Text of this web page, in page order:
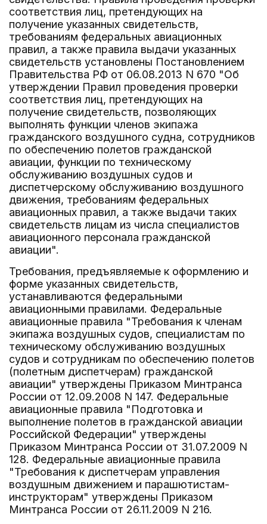
соответствия лиц, претендующих на
получение указанных свидетельств,
требованиям федеральных авиационных
правил, а также правила выдачи указанных
свидетельств установлены Постановлением
Правительства РФ от 06.08.2013 N 670 "Об
утверждении Правил проведения проверки
соответствия лиц, претендующих на
получение свидетельств, позволяющих
выполнять функции членов экипажа
гражданского воздушного судна, сотрудников
по обеспечению полетов гражданской
авиации, функции по техническому
обслуживанию воздушных судов и
диспетчерскому обслуживанию воздушного
движения, требованиям федеральных
авиационных правил, а также выдачи таких
свидетельств лицам из числа специалистов
авиационного персонала гражданской
авиации".
Требования, предъявляемые к оформлению и
форме указанных свидетельств,
устанавливаются федеральными
авиационными правилами. Федеральные
авиационные правила "Требования к членам
экипажа воздушных судов, специалистам по
техническому обслуживанию воздушных
судов и сотрудникам по обеспечению полетов
(полетным диспетчерам) гражданской
авиации" утверждены Приказом Минтранса
России от 12.09.2008 N 147. Федеральные
авиационные правила "Подготовка и
выполнение полетов в гражданской авиации
Российской Федерации" утверждены
Приказом Минтранса России от 31.07.2009 N
128. Федеральные авиационные правила
"Требования к диспетчерам управления
воздушным движением и парашютистам-
инструкторам" утверждены Приказом
Минтранса России от 26.11.2009 N 216.